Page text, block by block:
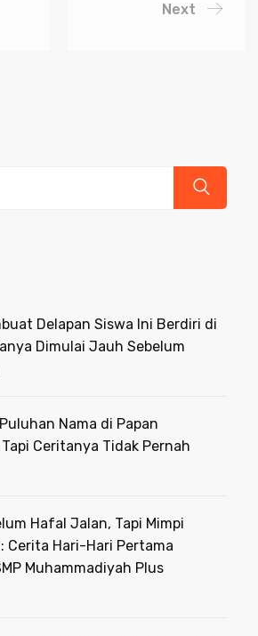
Next
Delapan Siswa Ini Berdiri di
Dimulai Jauh Sebelum
Nama di Papan
Ceritanya Tidak Pernah
Hafal Jalan, Tapi Mimpi
Cerita Hari-Hari Pertama
Muhammadiyah Plus